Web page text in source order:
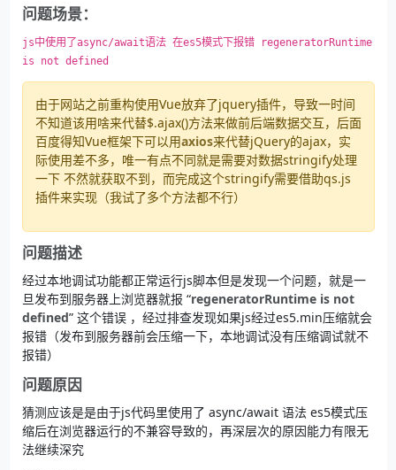
问题场景：
js中使用了async/await语法 在es5模式下报错 regeneratorRuntime
is not defined
由于网站之前重构使用Vue放弃了jquery插件，导致一时间
不知道该用啥来代替$.ajax()方法来做前后端数据交互，后面
百度得知Vue框架下可以用axios来代替jQuery的ajax，实
际使用差不多，唯一有点不同就是需要对数据stringify处理
一下 不然就获取不到，而完成这个stringify需要借助qs.js
插件来实现（我试了多个方法都不行）
问题描述
经过本地调试功能都正常运行js脚本但是发现一个问题，就是一
旦发布到服务器上浏览器就报 “regeneratorRuntime is not
defined” 这个错误 ，经过排查发现如果js经过es5.min压缩就会
报错（发布到服务器前会压缩一下，本地调试没有压缩调试就不
报错）
问题原因
猜测应该是是由于js代码里使用了 async/await 语法 es5模式压
缩后在浏览器运行的不兼容导致的，再深层次的原因能力有限无
法继续深究